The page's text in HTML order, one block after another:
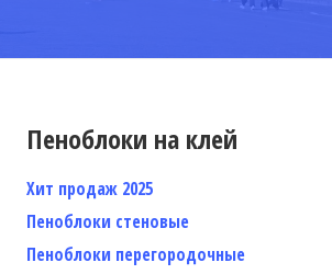
Пеноблоки на клей
Хит продаж 2025
Пеноблоки стеновые
Пеноблоки перегородочные